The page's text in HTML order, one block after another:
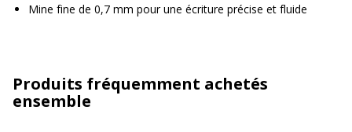
Mine fine de 0,7 mm pour une écriture précise et fluide
Produits fréquemment achetés
ensemble